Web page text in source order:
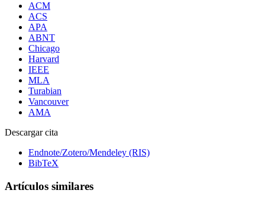
ACM
ACS
APA
ABNT
Chicago
Harvard
IEEE
MLA
Turabian
Vancouver
AMA
Descargar cita
Endnote/Zotero/Mendeley (RIS)
BibTeX
Artículos similares